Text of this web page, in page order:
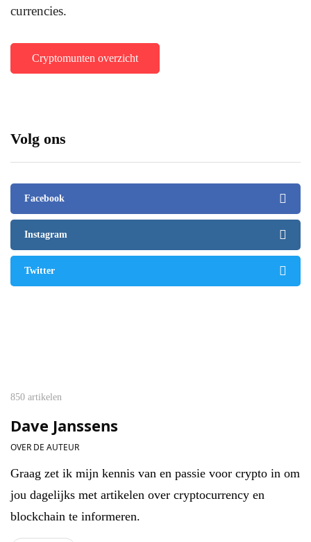
currencies.
Cryptomunten overzicht
Volg ons
Facebook
Instagram
Twitter
850 artikelen
Dave Janssens
OVER DE AUTEUR
Graag zet ik mijn kennis van en passie voor crypto in om
jou dagelijks met artikelen over cryptocurrency en
blockchain te informeren.